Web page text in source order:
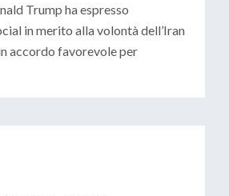
Trump ha espresso
in merito alla volontà dell’Iran
accordo favorevole per